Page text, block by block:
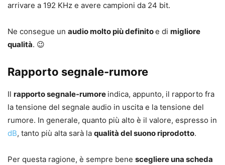
arrivare a 192 KHz e avere campioni da 24 bit.
Ne consegue un audio molto più definitoe di migliore
qualità. 😉
Rapporto segnale-rumore
Il rapporto segnale-rumore indica, appunto, il rapporto fra
la tensione del segnale audio in uscita e la tensione del
rumore. In generale, quanto più alto è il valore, espresso in
dB, tanto più alta sarà la qualità del suono riprodotto.
Per questa ragione, è sempre bene scegliere una scheda